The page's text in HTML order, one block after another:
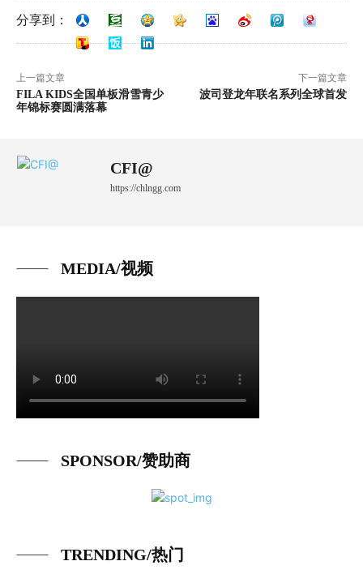
分享到：
上一篇文章
FILA KIDS全国单板滑雪青少
年锦标赛圆满落幕
下一篇文章
波司登龙年联名系列全球首发
CFI@
https://chlngg.com
MEDIA/视频
SPONSOR/赞助商
TRENDING/热门